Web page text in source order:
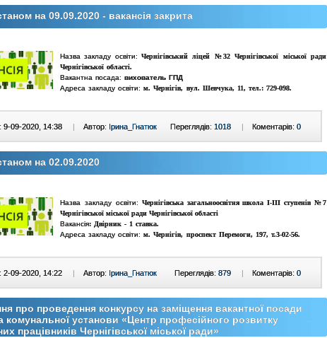
на 09.09.2020 - вакансія закрита
Назва закладу освіти: Чернігівський ліцей №32 Чернігівської міської ради
Чернігівської області.
Вакантна посада:вихователь ГПД
Адреса закладу освіти:м. Чернігів, вул. Шевчука, 11, тел.: 729-098.
9-09-2020, 14:38 | Автор: Ірина_Гнатюк Коментарів: 0
Переглядів: 1018 |
на 02.09.2020
Назва закладу освіти: Чернігівська загальноосвітня школа І-ІІІ ступенів №7
Чернігівської міської ради Чернігівської області
Вакансія: Двірник - 1 ставка.
Адреса закладу освіти:м. Чернігів, проспект Перемоги, 197, т.3-02-56.
2-09-2020, 14:22 | Автор: Ірина_Гнатюк Коментарів: 0
Переглядів: 879 |
про проведення конкурсу на заміщення вакантної посади
комунальної установи «Центр професійного розвитку
працівників Чернігівської міської ради»